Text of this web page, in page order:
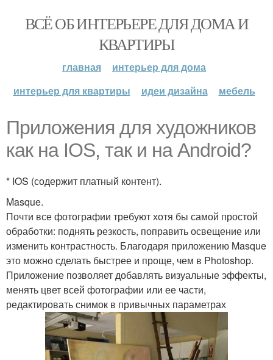
ВСЁ ОБ ИНТЕРЬЕРЕ ДЛЯ ДОМА И
КВАРТИРЫ
главная
интерьер для дома
интерьер для квартиры
идеи дизайна мебель
Приложения для художников
как на IOS, так и на Android?
* IOS (содержит платный контент).
Masque.
Почти все фотографии требуют хотя бы самой простой
обработки: поднять резкость, поправить освещение или
изменить контрастность. Благодаря приложению Masque
это можно сделать быстрее и проще, чем в Photoshop.
Приложение позволяет добавлять визуальные эффекты,
менять цвет всей фотографии или ее части,
редактировать снимок в привычных параметрах